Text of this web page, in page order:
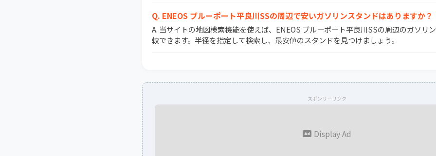
Q. ENEOS ブルーポート平良川SSの周辺で安いガソリンスタンドはありますか？
A. 当サイトの地図検索機能を使えば、ENEOS ブルーポート平良川SSの周辺のガソリ
較できます。半径を指定して検索し、最安値のスタンドを見つけましょう。
スポンサーリンク
Display Ad